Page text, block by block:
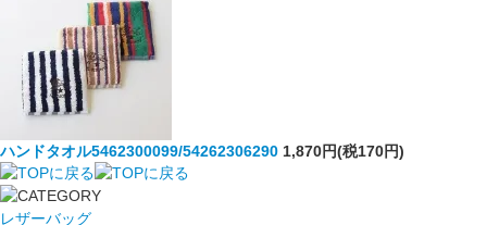
ハンドタオル5462300099/54262306290 1,870円(税170円)
レザーバッグ